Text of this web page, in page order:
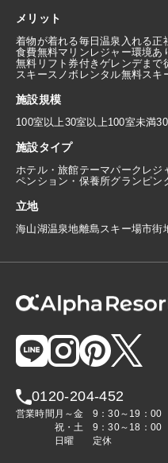
メリット
着物が着れる毎日温泉入れる正
食費無料マリンレジャー環境あ
無料リフト券付きゲレンデまで
スキースノボレンタル無料スキ
施設規模
100室以上30室以上100室未満
施設タイプ
ホテル・旅館テーマパーク レジ
ペンション・保養所グランピン
立地
海山湖温泉地離島 スキー場市街
0120-204-452
営業時間 月～金
9：30～19：00
祝・土
9：30～18：00
日曜
定休